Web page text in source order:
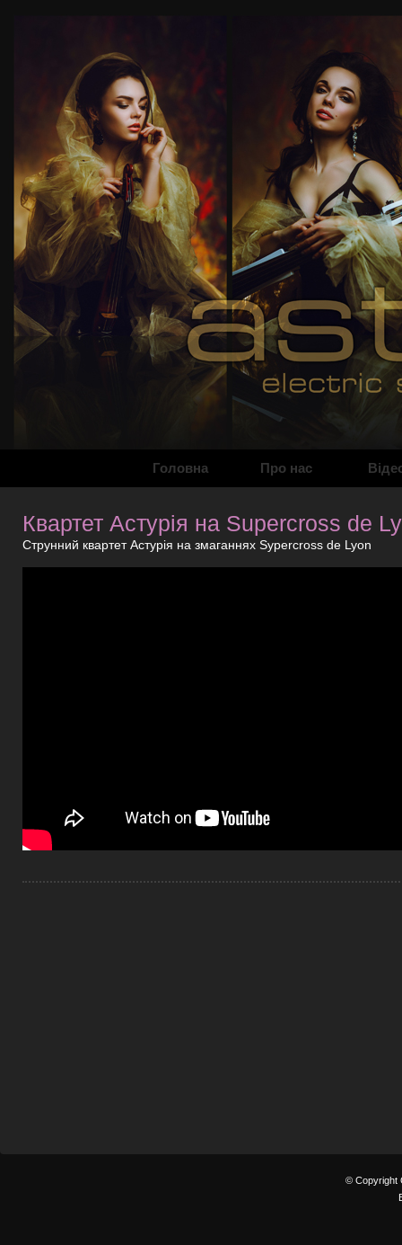
Головна Про нас
Квартет Астурія на Supercross de
Струнний квартет Астурія на змаганнях Sypercross de Lyon
© Copyright